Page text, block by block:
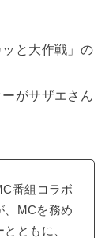
ッと大作戦」の
がサザエさん
番組コラボ
、MCを務め
ともに、